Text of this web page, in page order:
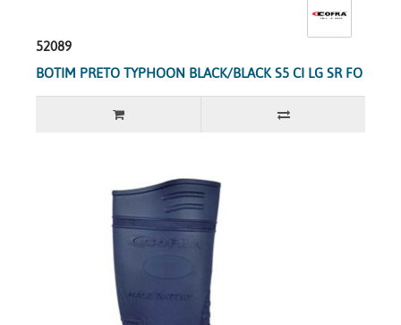
52089
BOTIM PRETO TYPHOON BLACK/BLACK S5 CI LG SR FO